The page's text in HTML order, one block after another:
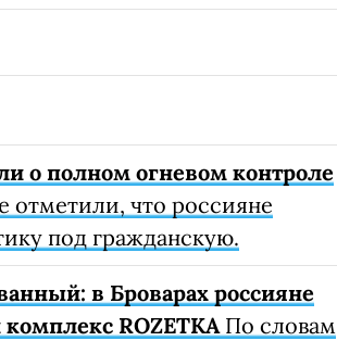
о полном огневом контроле
отметили, что россияне
под гражданскую.
в Броварах россияне
ROZETKAПо словам